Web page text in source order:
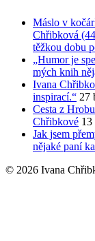
Máslo v
Chřibková
těžkou dobu
„Humor je
mých knih
Ivana
inspirací.“ 27
Cesta z
Chřibkové 13
Jak jsem
nějaké paní
© 2026 Ivana